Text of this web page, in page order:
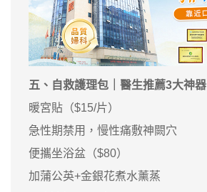
五、自救護理包｜醫生推薦3大神器
暖宮貼（$15/片）
急性期禁用，慢性痛敷神闕穴
便攜坐浴盆（$80）
加蒲公英+金銀花煮水薰蒸